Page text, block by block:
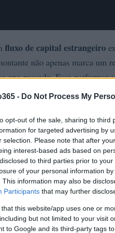
- Do Not Process My
opt-out of the sale, sharing to
for targeted advertising by
selection. Please note that after
interest-based ads based on
to third parties prior to
of your personal information
This information may also be
Participants that may further
that this website/app uses one or
but not limited to your visit
to Google and its third-party tags
fluxo de capital estrangeiro
não apenas marca um
ano passado. Essa
na economia do Brasil.